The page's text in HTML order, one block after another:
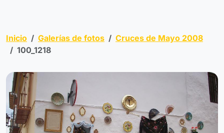
Inicio Galerías de fotos
Cruces de Mayo 2008
100_1218